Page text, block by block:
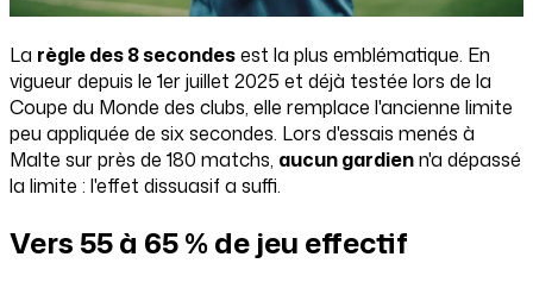
La règle des 8 secondesest la plus emblématique. En
vigueur depuis le 1er juillet 2025 et déjà testée lors de la
Coupe du Monde des clubs, elle remplace l'ancienne limite
peu appliquée de six secondes. Lors d'essais menés à
Malte sur près de 180 matchs, aucun gardienn'a dépassé
la limite : l'effet dissuasif a suffi.
Vers 55 à 65 % de jeu effectif